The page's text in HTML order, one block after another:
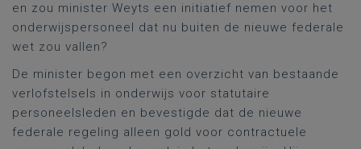
en zou minister Weyts een initiatief nemen voor het
onderwijspersoneel dat nu buiten de nieuwe federale
wet zou vallen?
De minister begon met een overzicht van bestaande
verlofstelsels in onderwijs voor statutaire
personeelsleden en bevestigde dat de nieuwe
federale regeling alleen gold voor contractuele